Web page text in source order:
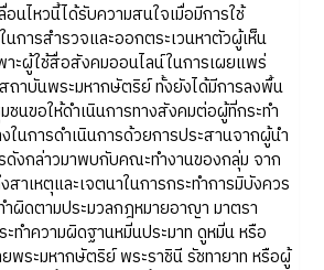
หวนี้ได้รับความสนใจเมื่อมีการใช้
ในการสำรวจและออกตระเวนหาตัวผู้เห็น
าะผู้ใช้สื่อสังคมออนไลน์ในการเผยแพร่
าบันพระมหากษัตริย์ ทั้งยังได้มีการลงพื้น
นขอให้ดำเนินการทางสังคมต่อผู้ที่กระทำ
ในการดำเนินการด้วยการประสานจากผู้นำ
ดังกล่าวมาพบกับคณะทำงานของกลุ่ม จาก
าเหตุและเจตนาในการกระทำการมิบังควร
ำผิดตามประมวลกฎหมายอาญา มาตรา
ทำความผิดฐานหมิ่นประมาท ดูหมิ่น หรือ
พระมหากษัตริย์ พระราชินี รัชทายาท หรือผู้